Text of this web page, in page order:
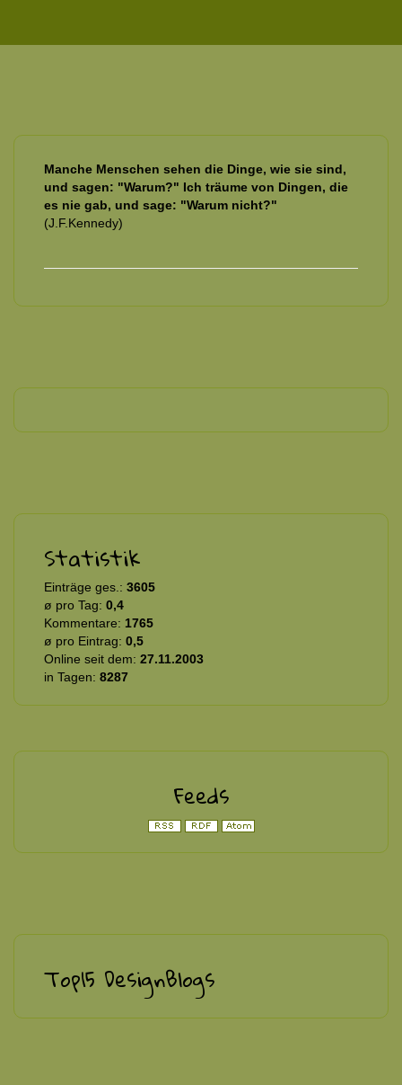
Manche Menschen sehen die Dinge, wie sie sind,
und sagen: "Warum?" Ich träume von Dingen, die
es nie gab, und sage: "Warum nicht?"
(J.F.Kennedy)
Statistik
Einträge ges.: 3605
ø pro Tag: 0,4
Kommentare: 1765
ø pro Eintrag: 0,5
Online seit dem: 27.11.2003
in Tagen: 8287
Feeds
Top15 DesignBlogs